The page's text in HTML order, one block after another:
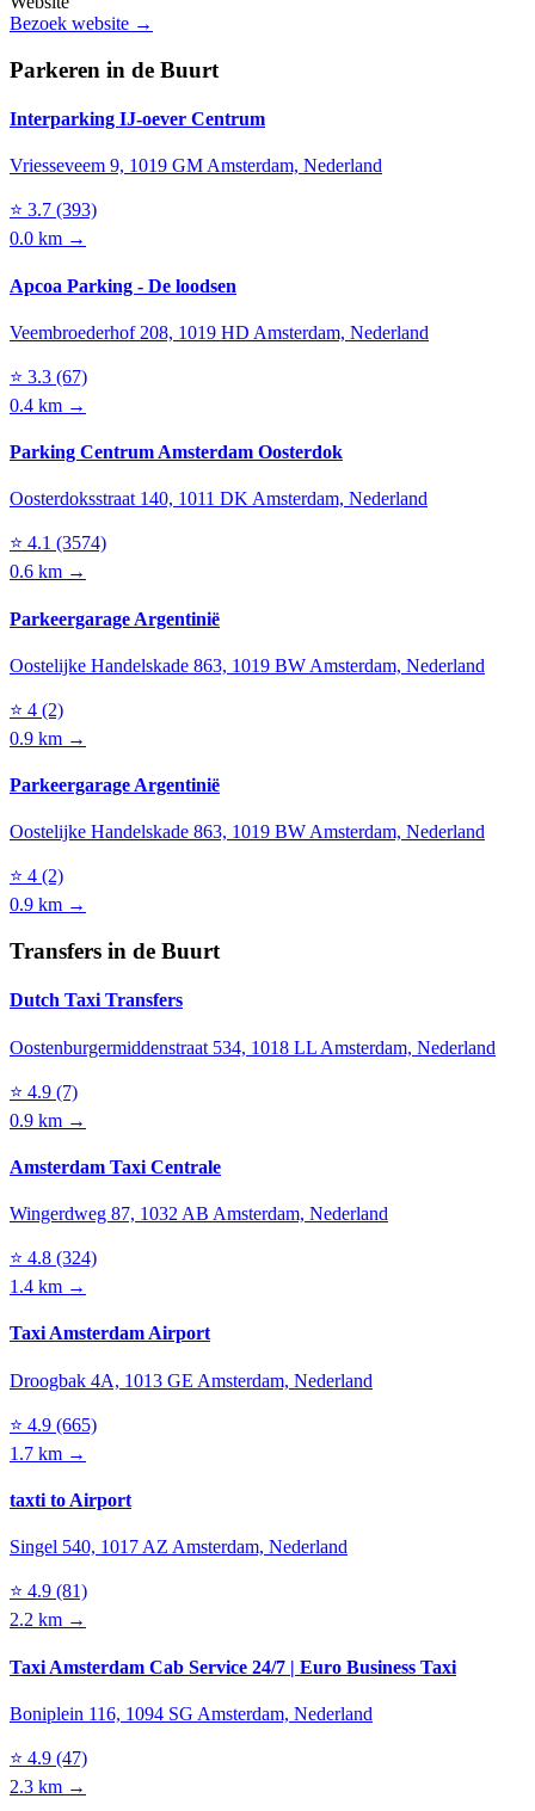
Bezoek website →
Parkeren in de Buurt
Interparking IJ-oever Centrum
Vriesseveem 9, 1019 GM Amsterdam, Nederland
⭐ 3.7 (393)
0.0 km →
Apcoa Parking - De loodsen
Veembroederhof 208, 1019 HD Amsterdam, Nederland
⭐ 3.3 (67)
0.4 km →
Parking Centrum Amsterdam Oosterdok
Oosterdoksstraat 140, 1011 DK Amsterdam, Nederland
⭐ 4.1 (3574)
0.6 km →
Parkeergarage Argentinië
Oostelijke Handelskade 863, 1019 BW Amsterdam, Nederland
⭐ 4 (2)
0.9 km →
Parkeergarage Argentinië
Oostelijke Handelskade 863, 1019 BW Amsterdam, Nederland
⭐ 4 (2)
0.9 km →
Transfers in de Buurt
Dutch Taxi Transfers
Oostenburgermiddenstraat 534, 1018 LL Amsterdam, Nederland
⭐ 4.9 (7)
0.9 km →
Amsterdam Taxi Centrale
Wingerdweg 87, 1032 AB Amsterdam, Nederland
⭐ 4.8 (324)
1.4 km →
Taxi Amsterdam Airport
Droogbak 4A, 1013 GE Amsterdam, Nederland
⭐ 4.9 (665)
1.7 km →
taxti to Airport
Singel 540, 1017 AZ Amsterdam, Nederland
⭐ 4.9 (81)
2.2 km →
Taxi Amsterdam Cab Service 24/7 | Euro Business Taxi
Boniplein 116, 1094 SG Amsterdam, Nederland
⭐ 4.9 (47)
2.3 km →